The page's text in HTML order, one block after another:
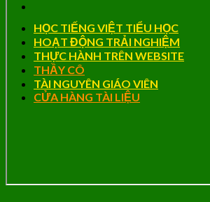
HỌC TIẾNG VIỆT TIỂU HỌC
HOẠT ĐỘNG TRẢI NGHIỆM
THỰC HÀNH TRÊN WEBSITE
THẦY CÔ
TÀI NGUYÊN GIÁO VIÊN
CỬA HÀNG TÀI LIỆU